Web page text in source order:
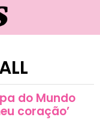
do Mundo
coração’